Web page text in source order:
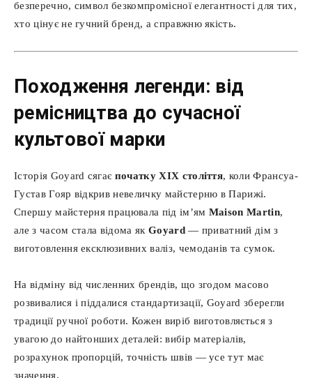
безперечно, символ безкомпромісної елегантності для тих,
хто цінує не гучний бренд, а справжню якість.
Походження легенди: від
ремісництва до сучасної
культової марки
Історія Goyard сягає початку XIX століття, коли Франсуа-
Густав Гояр відкрив невеличку майстерню в Парижі.
Спершу майстерня працювала під ім’ям Maison Martin,
але з часом стала відома як Goyard— приватний дім з
виготовлення ексклюзивних валіз, чемоданів та сумок.
На відміну від численних брендів, що згодом масово
розвивалися і піддалися стандартизації, Goyard зберегли
традиції ручної роботи. Кожен виріб виготовляється з
увагою до найтонших деталей: вибір матеріалів,
розрахунок пропорцій, точність швів — усе тут має
значення.